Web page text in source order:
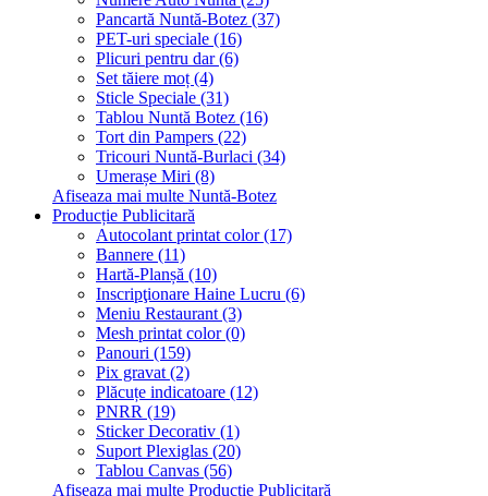
Pancartă Nuntă-Botez (37)
PET-uri speciale (16)
Plicuri pentru dar (6)
Set tăiere moț (4)
Sticle Speciale (31)
Tablou Nuntă Botez (16)
Tort din Pampers (22)
Tricouri Nuntă-Burlaci (34)
Umerașe Miri (8)
Afiseaza mai multe Nuntă-Botez
Producție Publicitară
Autocolant printat color (17)
Bannere (11)
Hartă-Planșă (10)
Inscripţionare Haine Lucru (6)
Meniu Restaurant (3)
Mesh printat color (0)
Panouri (159)
Pix gravat (2)
Plăcuțe indicatoare (12)
PNRR (19)
Sticker Decorativ (1)
Suport Plexiglas (20)
Tablou Canvas (56)
Afiseaza mai multe Producție Publicitară